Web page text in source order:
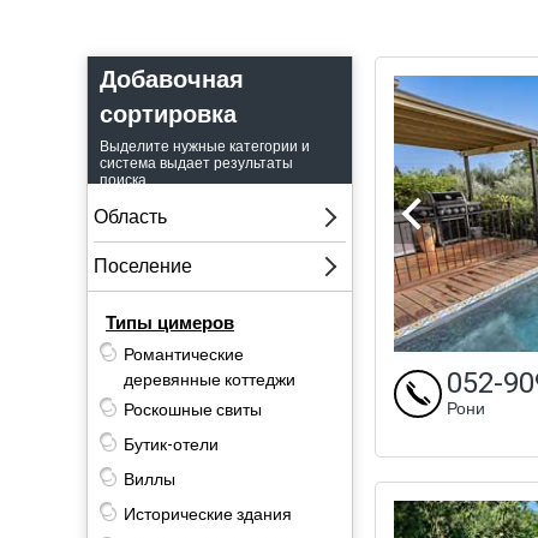
Добавочная
сортировка
Выделите нужные категории и
система выдает результаты
поиска.
Типы цимеров
Романтические
деревянные коттеджи
Роскошные свиты
Бутик-отели
Виллы
Исторические здания
052-
Рони